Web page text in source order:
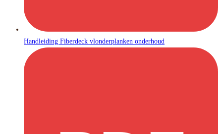
Handleiding Fiberdeck vlonderplanken onderhoud